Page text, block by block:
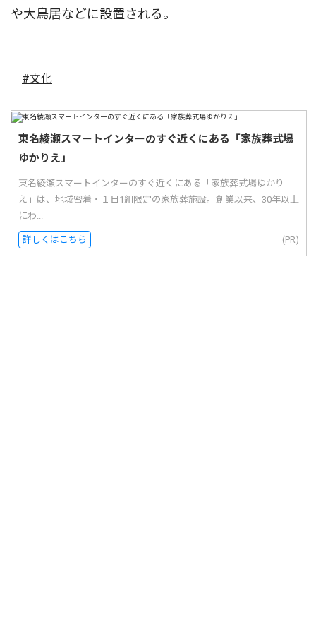
や大鳥居などに設置される。
#文化
東名綾瀬スマートインターのすぐ近くにある「家族葬式場
ゆかりえ」
東名綾瀬スマートインターのすぐ近くにある「家族葬式場ゆかり
え」は、地域密着・１日1組限定の家族葬施設。創業以来、30年以上
にわ...
詳しくはこちら (PR)